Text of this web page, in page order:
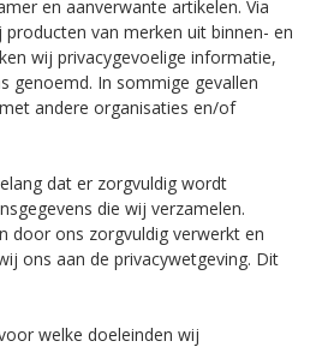
en aanverwante artikelen. Via
van merken uit binnen- en
wij privacygevoelige informatie,
genoemd. In sommige gevallen
andere organisaties en/of
dat er zorgvuldig wordt
die wij verzamelen.
door ons zorgvuldig verwerkt en
ons aan de privacywetgeving. Dit
welke doeleinden wij